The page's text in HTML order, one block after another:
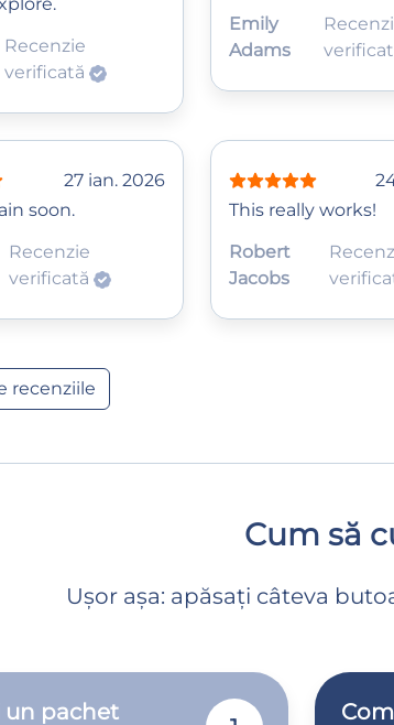
Recenzie
verificată
Emily
Adams
27 ian. 2026
soon.
Recenzie
verificată
This really works!
Robert
Jacobs
recenziile
Cum să
Ușor așa: apăsați câteva
un pachet